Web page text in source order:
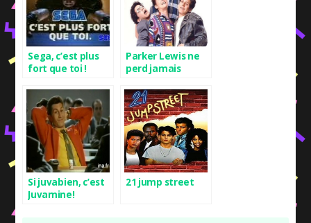
Sega, c’est plus
fort que toi !
Parker Lewis ne
perd jamais
Si juvabien, c’est
Juvamine!
21 jump street